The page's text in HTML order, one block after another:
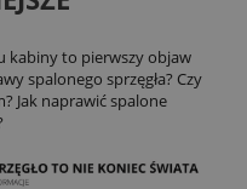
kabiny to pierwszy objaw
spalonego sprzęgła? Czy
Jak naprawić spalone